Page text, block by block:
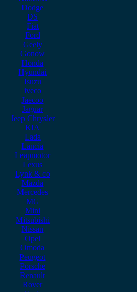
Dodge
DS
Fiat
Ford
Geely
Gonow
Honda
Hyundai
Isuzu
iveco
Jaecoo
Jaguar
Jeep Chrysler
KIA
Lada
Lancia
Leapmotor
Lexus
Lynk & co
Mazda
Mercedes
MG
Mini
Mitsubishi
Nissan
Opel
Omoda
Peugeot
Porsche
Renault
Rover